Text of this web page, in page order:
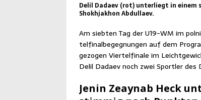
Delil Dadaev (rot) unterliegt in einem
Shokhjakhon Abdullaev.
Am sieb­ten Tag der U19-WM im
tel­fi­nal­be­geg­nun­gen auf dem
ge­zo­gen Vier­tel­fi­na­le im
Delil Dadaev noch zwei Sport­ler
Jenin Zeay­n­ab Heck